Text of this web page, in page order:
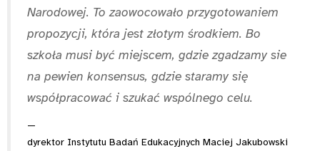
Narodowej. To zaowocowało przygotowaniem
propozycji, która jest złotym środkiem. Bo
szkoła musi być miejscem, gdzie zgadzamy sie
na pewien konsensus, gdzie staramy się
współpracować i szukać wspólnego celu.
dyrektor Instytutu Badań Edukacyjnych Maciej Jakubowski